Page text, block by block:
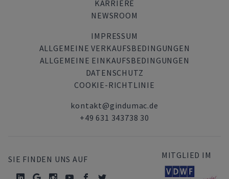
KARRIERE
NEWSROOM
IMPRESSUM
ALLGEMEINE VERKAUFSBEDINGUNGEN
ALLGEMEINE EINKAUFSBEDINGUNGEN
DATENSCHUTZ
COOKIE-RICHTLINIE
kontakt@gindumac.de
+49 631 343738 30
SIE FINDEN UNS AUF MITGLIED IM